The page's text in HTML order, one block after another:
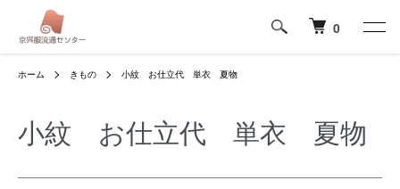
0
ホーム きもの 小紋 お仕立代 単衣 夏物
小紋 お仕立代 単衣 夏物